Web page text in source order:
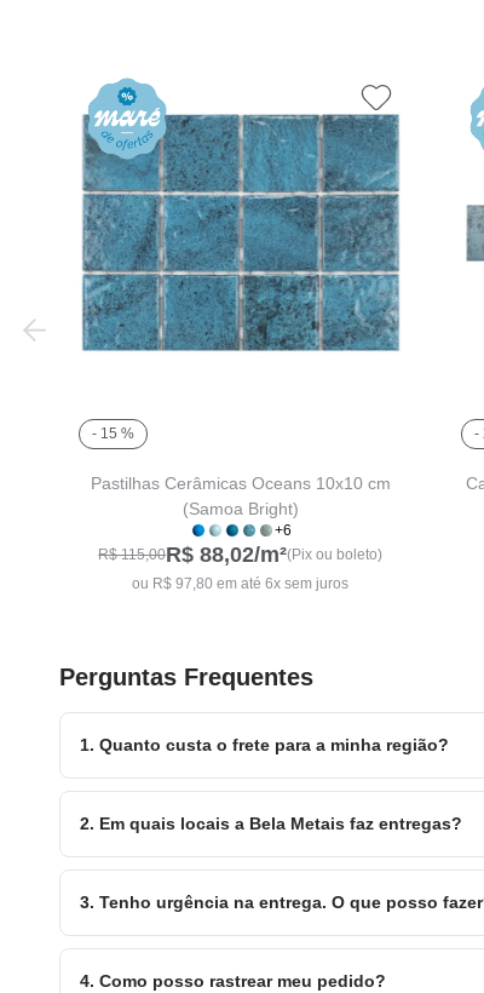
- 15 %
Pastilhas Cerâmicas Oceans 10x10 cm
(Samoa Bright)
+6
R$ 115,00R$ 88,02/m²(Pix ou boleto)
ou R$ 97,80 em até 6x sem juros
-
Perguntas Frequentes
1. Quanto custa o frete para a minha região?
Para calcular o frete do produto para sua cidade é
Iremos informar todas as transportadoras
o mesmo procedimento.
2. Em quais locais a Bela Metais faz entregas?
A Bela Metais realiza entrega para todos o Brasil.
3. Tenho urgência na entrega. O que posso
A Bela Metais tem parcerias com diversas
para seu pedido. Caso precise de alguma outra
4. Como posso rastrear meu pedido?